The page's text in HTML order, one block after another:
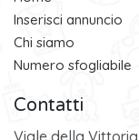
Inserisci annuncio
Chi siamo
Numero sfogliabile
Contatti